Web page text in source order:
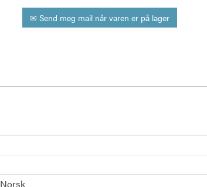
✉ Send meg mail når varen er på lager
Norsk